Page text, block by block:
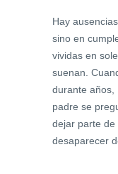
Hay
sino en
vividas en
suenan.
durante años,
padre se
dejar parte de
desaparecer